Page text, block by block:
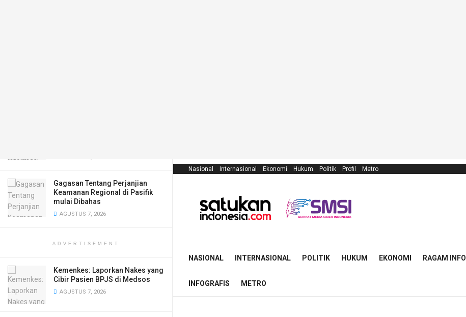
Gagasan Tentang Perjanjian
Keamanan Regional di Pasifik
mulai Dibahas
AGUSTUS 7, 2026
ADVERTISEMENT
Kemenkes: Laporkan Nakes yang
Cibir Pasien BPJS di Medsos
AGUSTUS 7, 2026
Nasional Internasional Ekonomi Hukum Politik Profil Metro
NASIONAL INTERNASIONAL POLITIK HUKUM EKONOMI RAGAM INFO
INFOGRAFIS METRO